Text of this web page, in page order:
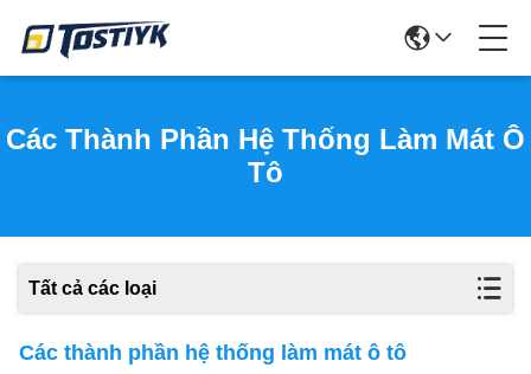
Các Thành Phần Hệ Thống Làm Mát Ô
Tô
Tất cả các loại
Các thành phần hệ thống làm mát ô tô